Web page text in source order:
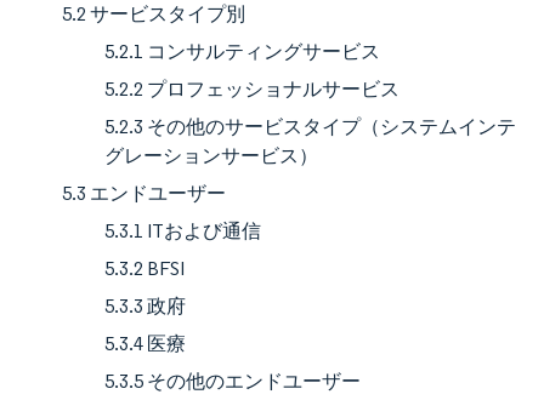
5.2 サービスタイプ別
5.2.1 コンサルティングサービス
5.2.2 プロフェッショナルサービス
5.2.3 その他のサービスタイプ（システムインテ
グレーションサービス）
5.3 エンドユーザー
5.3.1 ITおよび通信
5.3.2 BFSI
5.3.3 政府
5.3.4 医療
5.3.5 その他のエンドユーザー